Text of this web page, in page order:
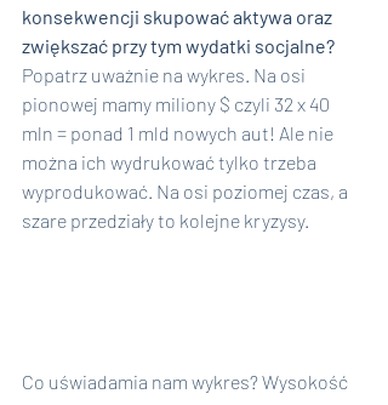
konsekwencji skupować aktywa oraz
zwiększać przy tym wydatki socjalne?
Popatrz uważnie na wykres. Na osi
pionowej mamy miliony $ czyli 32 x 40
mln = ponad 1 mld nowych aut! Ale nie
można ich wydrukować tylko trzeba
wyprodukować. Na osi poziomej czas, a
szare przedziały to kolejne kryzysy.
Co uświadamia nam wykres? Wysokość